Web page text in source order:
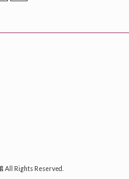
All Rights Reserved.